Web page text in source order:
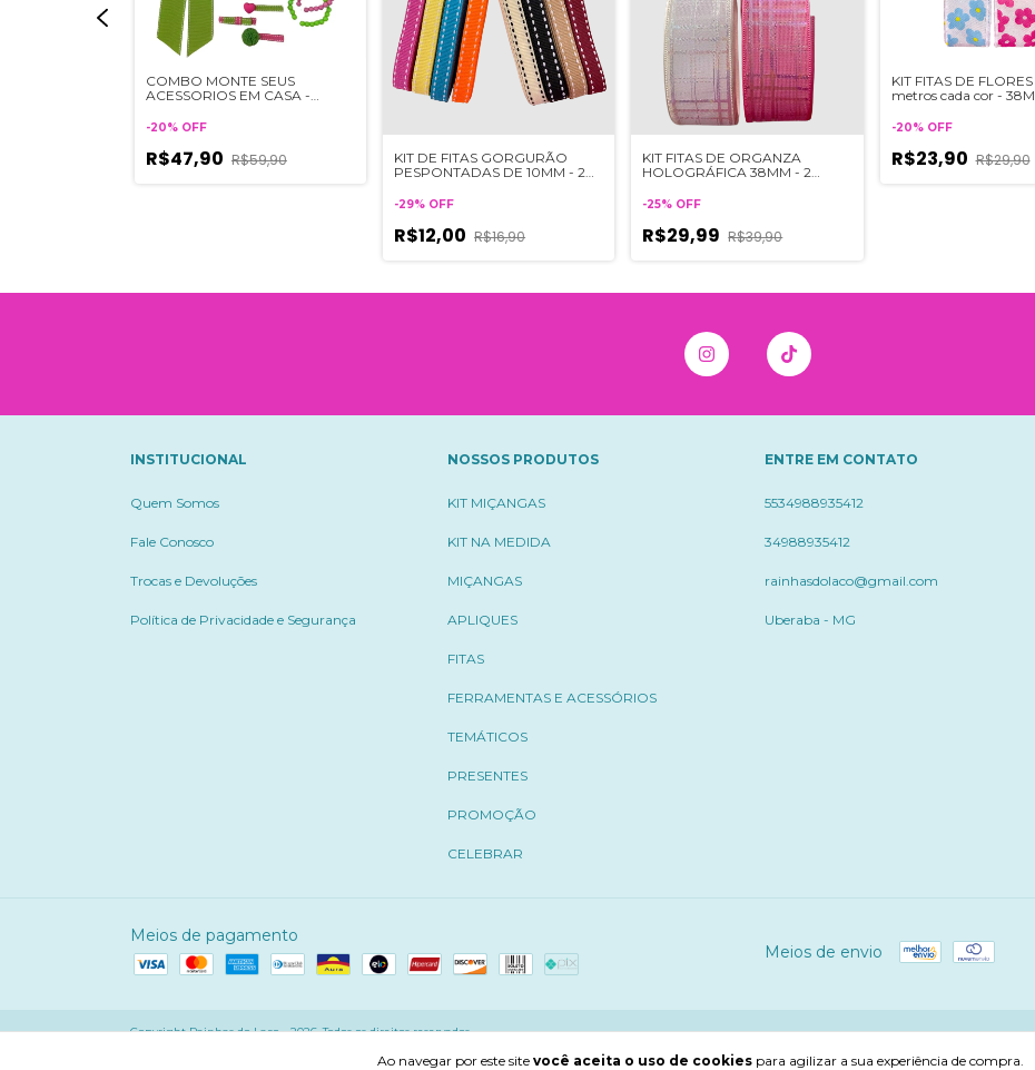
Ao navegar por este site você aceita o uso de cookies para agilizar a sua experiência de compra.
COMBO MONTE SEUS
ACESSORIOS EM CASA -
-20% OFF
R$47,90 R$59,90
KIT DE FITAS GORGURÃO
PESPONTADAS DE 10MM - 2
-29% OFF
R$12,00 R$16,90
KIT FITAS DE ORGANZA
HOLOGRÁFICA 38MM - 2
-25% OFF
R$29,99 R$39,90
KIT FITAS DE
metros cada cor -
-20% OFF
R$23,90 R$29,90
INSTITUCIONAL
Quem Somos
Fale Conosco
Trocas e Devoluções
Política de Privacidade e Segurança
NOSSOS PRODUTOS
KIT MIÇANGAS
KIT NA MEDIDA
MIÇANGAS
APLIQUES
FITAS
FERRAMENTAS E ACESSÓRIOS
TEMÁTICOS
PRESENTES
PROMOÇÃO
CELEBRAR
ENTRE EM CONTATO
5534988935412
34988935412
rainhasdolaco@gmail.com
Uberaba - MG
Meios de pagamento
Meios de envio
Copyright Rainhas do Laço - 2026. Todos os direitos reservados.